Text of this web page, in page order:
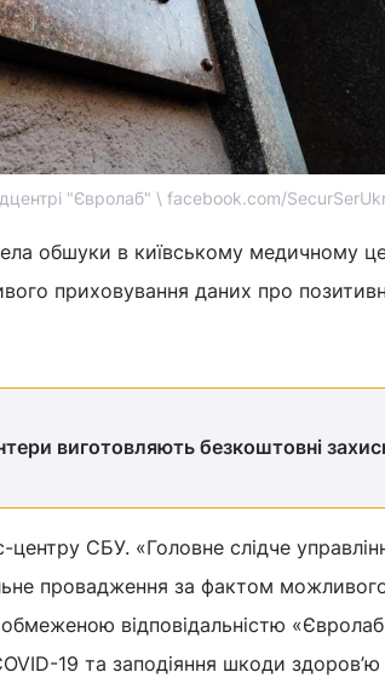
"Євролаб" \ facebook.com/
обшуки в київському медичному
приховування даних про
виготовляють безкоштовні
СБУ. «Головне слідче
провадження за фактом
відповідальністю
19 та заподіяння шкоди